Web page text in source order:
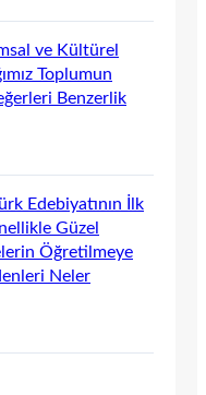
ve Kültürel
Toplumun
Benzerlik
Edebiyatının İlk
Güzel
Öğretilmeye
Neler